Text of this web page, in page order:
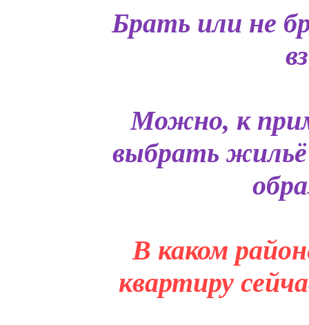
Брать или не
Можно, к
выбрать
В каком
квартиру